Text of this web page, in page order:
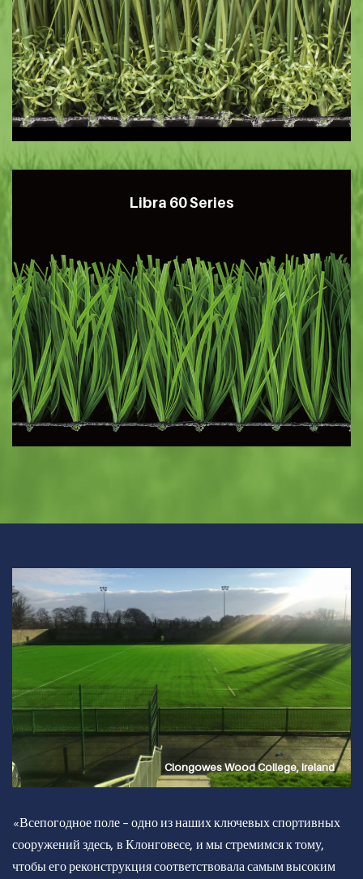
Libra 60 Series
Clongowes Wood College, Ireland
«Всепогодное поле – одно из наших ключевых спортивных
сооружений здесь, в Клонговесе, и мы стремимся к тому,
чтобы его реконструкция соответствовала самым высоким